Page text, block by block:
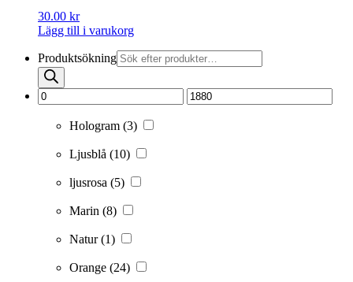
30.00 kr
Lägg till i varukorg
Produktsökning
Hologram (3)
Ljusblå (10)
ljusrosa (5)
Marin (8)
Natur(1)
Orange (24)